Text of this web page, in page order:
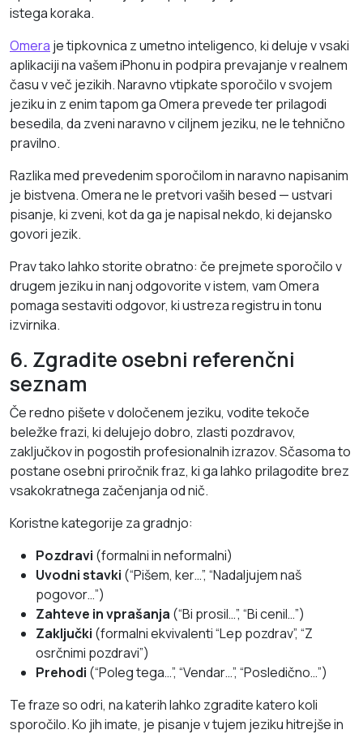
istega koraka.
Omera je tipkovnica z umetno inteligenco, ki deluje v vsaki
aplikaciji na vašem iPhonu in podpira prevajanje v realnem
času v več jezikih. Naravno vtipkate sporočilo v svojem
jeziku in z enim tapom ga Omera prevede ter prilagodi
besedila, da zveni naravno v ciljnem jeziku, ne le tehnično
pravilno.
Razlika med prevedenim sporočilom in naravno napisanim
je bistvena. Omera ne le pretvori vaših besed — ustvari
pisanje, ki zveni, kot da ga je napisal nekdo, ki dejansko
govori jezik.
Prav tako lahko storite obratno: če prejmete sporočilo v
drugem jeziku in nanj odgovorite v istem, vam Omera
pomaga sestaviti odgovor, ki ustreza registru in tonu
izvirnika.
6. Zgradite osebni referenčni
seznam
Če redno pišete v določenem jeziku, vodite tekoče
beležke frazi, ki delujejo dobro, zlasti pozdravov,
zaključkov in pogostih profesionalnih izrazov. Sčasoma to
postane osebni priročnik fraz, ki ga lahko prilagodite brez
vsakokratnega začenjanja od nič.
Koristne kategorije za gradnjo:
Pozdravi (formalni in neformalni)
Uvodni stavki (“Pišem, ker…”, “Nadaljujem naš
pogovor…”)
Zahteve in vprašanja (“Bi prosil…”, “Bi cenil…”)
Zaključki (formalni ekvivalenti “Lep pozdrav”, “Z
osrčnimi pozdravi”)
Prehodi (“Poleg tega…”, “Vendar…”, “Posledično…”)
Te fraze so odri, na katerih lahko zgradite katero koli
sporočilo. Ko jih imate, je pisanje v tujem jeziku hitrejše in